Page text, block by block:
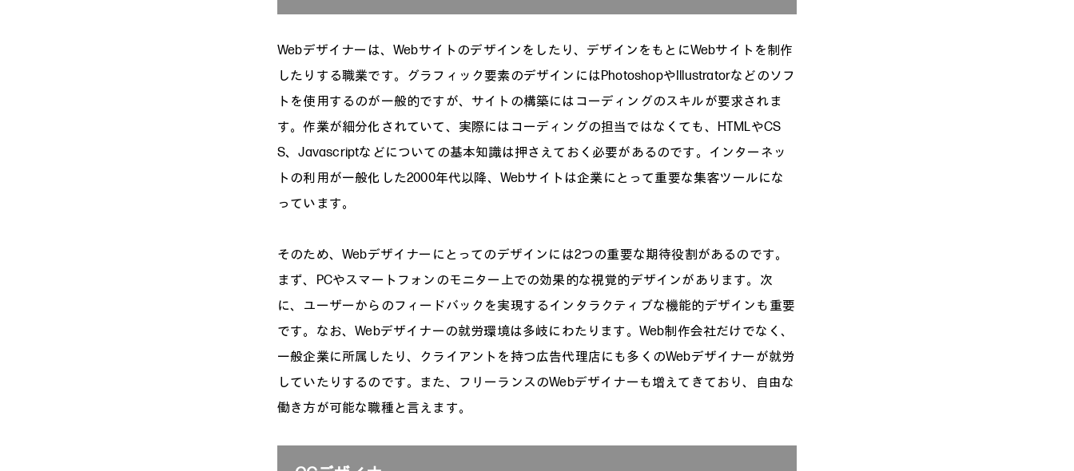
Webデザイナーは、Webサイトのデザインをしたり、デザインをもとにWebサイトを制作
したりする職業です。グラフィック要素のデザインにはPhotoshopやIllustratorなどのソフ
トを使用するのが一般的ですが、サイトの構築にはコーディングのスキルが要求されま
す。作業が細分化されていて、実際にはコーディングの担当ではなくても、HTMLやCS
S、Javascriptなどについての基本知識は押さえておく必要があるのです。インターネッ
トの利用が一般化した2000年代以降、Webサイトは企業にとって重要な集客ツールにな
っています。
そのため、Webデザイナーにとってのデザインには2つの重要な期待役割があるのです。
まず、PCやスマートフォンのモニター上での効果的な視覚的デザインがあります。次
に、ユーザーからのフィードバックを実現するインタラクティブな機能的デザインも重要
です。なお、Webデザイナーの就労環境は多岐にわたります。Web制作会社だけでなく、
一般企業に所属したり、クライアントを持つ広告代理店にも多くのWebデザイナーが就労
していたりするのです。また、フリーランスのWebデザイナーも増えてきており、自由な
働き方が可能な職種と言えます。